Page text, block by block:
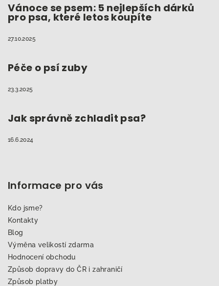
Vánoce se psem: 5 nejlepších dárků
pro psa, které letos koupíte
27.10.2025
Péče o psí zuby
23.3.2025
Jak správně zchladit psa?
16.6.2024
Informace pro vás
Kdo jsme?
Kontakty
Blog
Výměna velikostí zdarma
Hodnocení obchodu
Způsob dopravy do ČR i zahraničí
Způsob platby